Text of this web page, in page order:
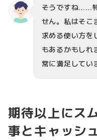
そうですね……
せん。私はそこ
求める使い方を
もあるかもしれ
常に満足してい
期待以上にス
事とキャッシ